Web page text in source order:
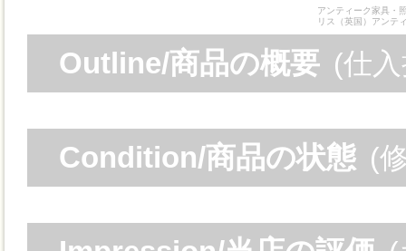
アンティーク家具・
リス（英国）アンテ
Outline/商品の概要 (仕
Condition/商品の状態 (